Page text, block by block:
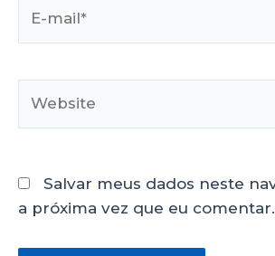
Salvar meus dados neste
a próxima vez que eu comentar.